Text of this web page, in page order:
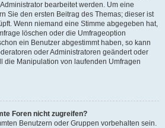
bearbeitet werden. Um eine
Sie den ersten Beitrag des Themas; dieser ist
Wenn niemand eine Stimme abgegeben hat,
löschen oder die Umfrageoption
ein Benutzer abgestimmt haben, so kann
oder Administratoren geändert oder
die Manipulation von laufenden Umfragen
Foren nicht zugreifen?
Benutzern oder Gruppen vorbehalten sein.